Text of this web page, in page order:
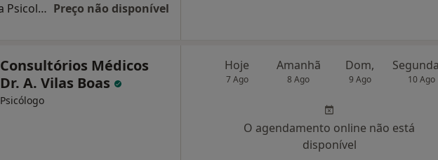
Primeira consulta Psicologia Preço não disponível
Consultórios Médicos
Dr. A. Vilas Boas
Psicólogo
Hoje
7 Ago
Amanhã
8 Ago
Dom,
9 Ago 10 Ago
O agendamento online não está
disponível